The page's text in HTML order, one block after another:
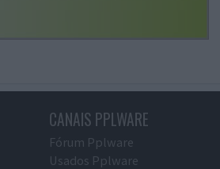
CANAIS PPLWARE
Fórum Pplware
Usados Pplware